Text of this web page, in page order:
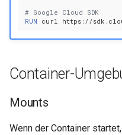
# Google Cloud SDK
RUN
curl https://
Container-
Mounts
Wenn der Container